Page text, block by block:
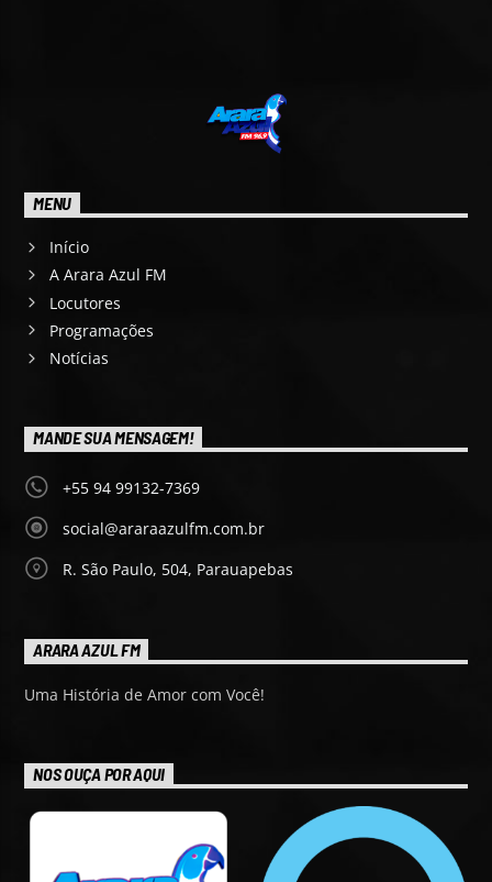
MENU
Início
A Arara Azul FM
Locutores
Programações
Notícias
MANDE SUA MENSAGEM!
+55 94 99132-7369
social@araraazulfm.com.br
R. São Paulo, 504, Parauapebas
ARARA AZUL FM
Uma História de Amor com Você!
NOS OUÇA POR AQUI